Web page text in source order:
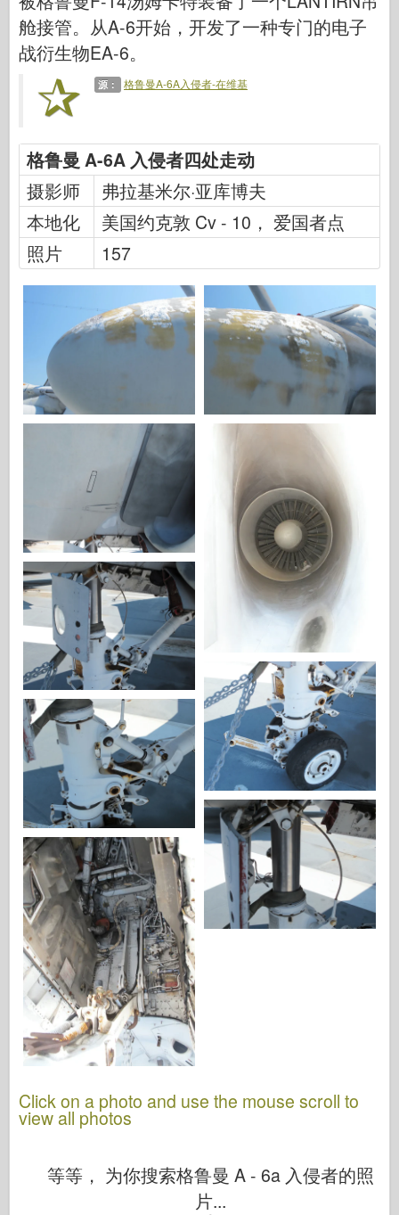
精细模具
瓦洛尔部队
弗里尔模型
长谷川
海勒
霍比博斯
IBG 模型
Icm
泰泰莱里
传说
塔米亚
兹韦兹达
联系
勒杂志
套件
舱接管。从A-6开始，开发了一种专门的电子
战衍生物EA-6。
源： 格鲁曼A-6A入侵者-在维基
格鲁曼 A-6A 入侵者四处走动
摄影师
弗拉基米尔·亚库博夫
本地化
美国约克敦 Cv - 10， 爱国者点
照片
157
Click on a photo and use the mouse scroll to
view all photos
等等， 为你搜索格鲁曼 A - 6a 入侵者的照
片...